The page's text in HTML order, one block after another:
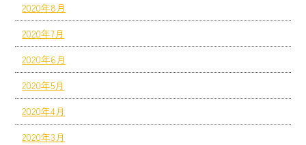
2020年8月
2020年7月
2020年6月
2020年5月
2020年4月
2020年3月